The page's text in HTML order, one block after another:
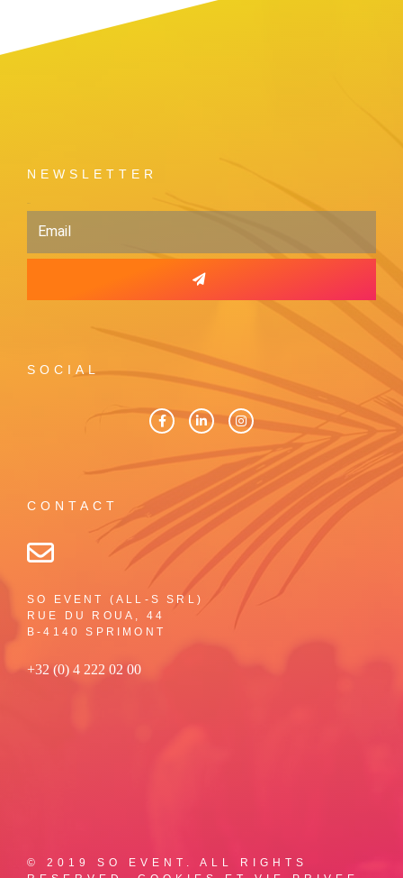
NEWSLETTER
SOCIAL
CONTACT
SO EVENT (ALL-S SRL)
RUE DU ROUA, 44
B-4140 SPRIMONT
+32 (0) 4 222 02 00
© 2019 SO EVENT. ALL RIGHTS